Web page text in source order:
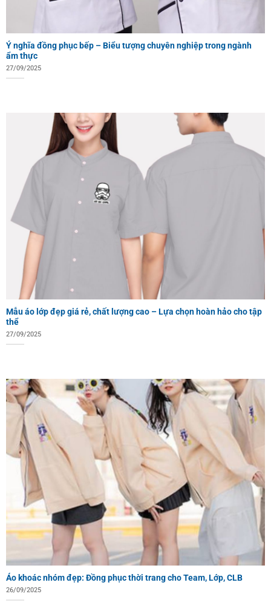
Ý nghĩa đồng phục bếp – Biểu tượng chuyên nghiệp trong ngành
ẩm thực
27/09/2025
Mẫu áo lớp đẹp giá rẻ, chất lượng cao – Lựa chọn hoàn hảo cho tập
thể
27/09/2025
Áo khoác nhóm đẹp: Đồng phục thời trang cho Team, Lớp, CLB
26/09/2025